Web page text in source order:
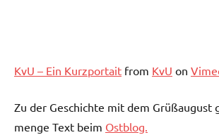
KvU – Ein Kurzportait from KvU on
Zu der Geschichte mit dem Grüßaugust
menge Text beim Ostblog.